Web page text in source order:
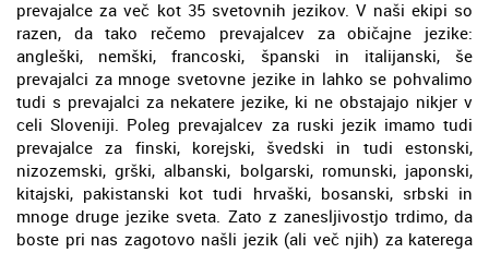
prevajalce za več kot 35 svetovnih jezikov. V naši ekipi so
razen, da tako rečemo prevajalcev za običajne jezike:
angleški, nemški, francoski, španski in italijanski, še
prevajalci za mnoge svetovne jezike in lahko se pohvalimo
tudi s prevajalci za nekatere jezike, ki ne obstajajo nikjer v
celi Sloveniji. Poleg prevajalcev za ruski jezik imamo tudi
prevajalce za finski, korejski, švedski in tudi estonski,
nizozemski, grški, albanski, bolgarski, romunski, japonski,
kitajski, pakistanski kot tudi hrvaški, bosanski, srbski in
mnoge druge jezike sveta. Zato z zanesljivostjo trdimo, da
boste pri nas zagotovo našli jezik (ali več njih) za katerega